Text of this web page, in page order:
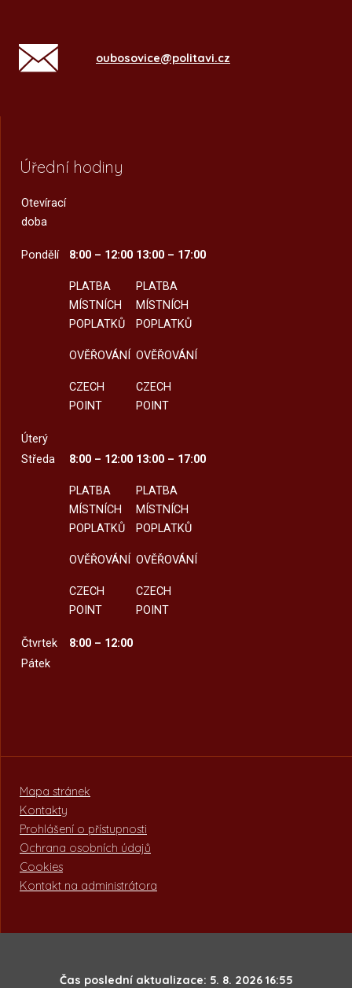
oubosovice@politavi.cz
Úřední hodiny
Otevírací
doba
Pondělí 8:00 – 12:00
PLATBA
MÍSTNÍCH
POPLATKŮ
OVĚŘOVÁNÍ
CZECH
POINT
13:00 – 17:00
PLATBA
MÍSTNÍCH
POPLATKŮ
OVĚŘOVÁNÍ
CZECH
POINT
Úterý
Středa
8:00 – 12:00
PLATBA
MÍSTNÍCH
POPLATKŮ
OVĚŘOVÁNÍ
CZECH
POINT
13:00 – 17:00
PLATBA
MÍSTNÍCH
POPLATKŮ
OVĚŘOVÁNÍ
CZECH
POINT
Čtvrtek
8:00 – 12:00
Pátek
Mapa stránek
Kontakty
Prohlášení o přístupnosti
Ochrana osobních údajů
Cookies
Kontakt na administrátora
Čas poslední aktualizace: 5. 8. 2026 16:55